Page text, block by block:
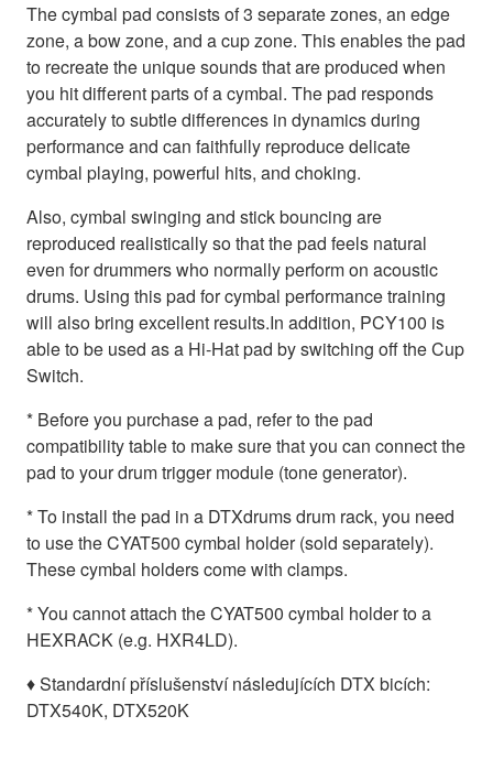
The cymbal pad consists of 3 separate zones, an edge
zone, a bow zone, and a cup zone. This enables the pad
to recreate the unique sounds that are produced when
you hit different parts of a cymbal. The pad responds
accurately to subtle differences in dynamics during
performance and can faithfully reproduce delicate
cymbal playing, powerful hits, and choking.
Also, cymbal swinging and stick bouncing are
reproduced realistically so that the pad feels natural
even for drummers who normally perform on acoustic
drums. Using this pad for cymbal performance training
will also bring excellent results.In addition, PCY100 is
able to be used as a Hi-Hat pad by switching off the Cup
Switch.
* Before you purchase a pad, refer to the pad
compatibility table to make sure that you can connect the
pad to your drum trigger module (tone generator).
* To install the pad in a DTXdrums drum rack, you need
to use the CYAT500 cymbal holder (sold separately).
These cymbal holders come with clamps.
* You cannot attach the CYAT500 cymbal holder to a
HEXRACK (e.g. HXR4LD).
♦ Standardní příslušenství následujících DTX bicích:
DTX540K, DTX520K